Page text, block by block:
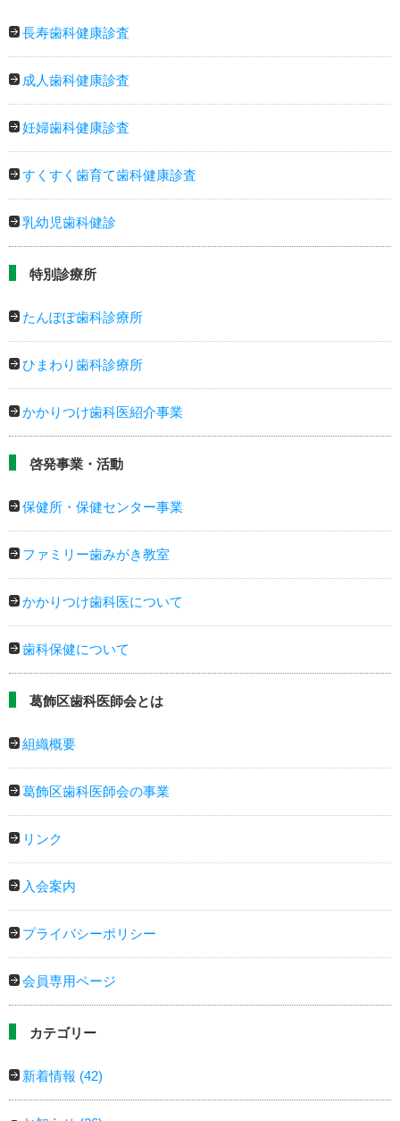
長寿歯科健康診査
成人歯科健康診査
妊婦歯科健康診査
すくすく歯育て歯科健康診査
乳幼児歯科健診
特別診療所
たんぽぽ歯科診療所
ひまわり歯科診療所
かかりつけ歯科医紹介事業
啓発事業・活動
保健所・保健センター事業
ファミリー歯みがき教室
かかりつけ歯科医について
歯科保健について
葛飾区歯科医師会とは
組織概要
葛飾区歯科医師会の事業
リンク
入会案内
プライバシーポリシー
会員専用ページ
カテゴリー
新着情報 (42)